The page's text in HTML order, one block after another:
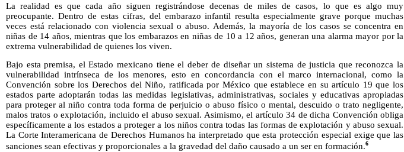
La realidad es que cada año siguen registrándose decenas de miles de casos, lo que es algo muy
preocupante. Dentro de estas cifras, del embarazo infantil resulta especialmente grave porque muchas
veces está relacionado con violencia sexual o abuso. Además, la mayoría de los casos se concentra en
niñas de 14 años, mientras que los embarazos en niñas de 10 a 12 años, generan una alarma mayor por la
extrema vulnerabilidad de quienes los viven.
Bajo esta premisa, el Estado mexicano tiene el deber de diseñar un sistema de justicia que reconozca la
vulnerabilidad intrínseca de los menores, esto en concordancia con el marco internacional, como la
Convención sobre los Derechos del Niño, ratificada por México que establece en su artículo 19 que los
estados parte adoptarán todas las medidas legislativas, administrativas, sociales y educativas apropiadas
para proteger al niño contra toda forma de perjuicio o abuso físico o mental, descuido o trato negligente,
malos tratos o explotación, incluido el abuso sexual. Asimismo, el artículo 34 de dicha Convención obliga
específicamente a los estados a proteger a los niños contra todas las formas de explotación y abuso sexual.
La Corte Interamericana de Derechos Humanos ha interpretado que esta protección especial exige que las
sanciones sean efectivas y proporcionales a la gravedad del daño causado a un ser en formación.6